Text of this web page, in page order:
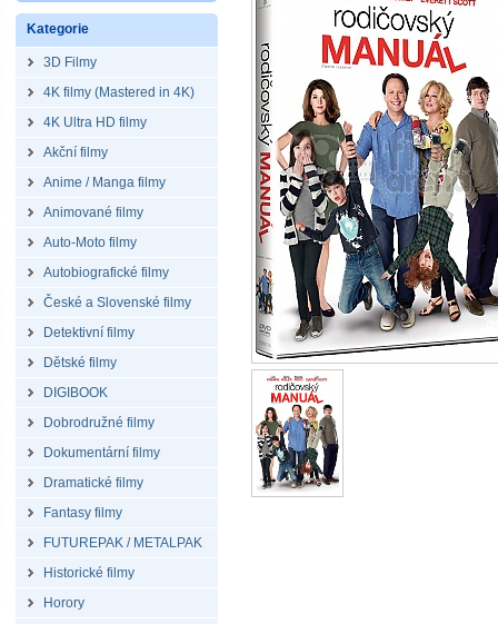
Kategorie
3D Filmy
4K filmy (Mastered in 4K)
4K Ultra HD filmy
Akční filmy
Anime / Manga filmy
Animované filmy
Auto-Moto filmy
Autobiografické filmy
České a Slovenské filmy
Detektivní filmy
Dětské filmy
DIGIBOOK
Dobrodružné filmy
Dokumentární filmy
Dramatické filmy
Fantasy filmy
FUTUREPAK / METALPAK
Historické filmy
Horory